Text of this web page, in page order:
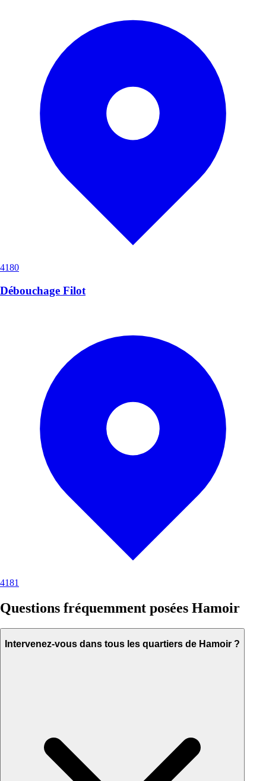
4180
Débouchage Filot
4181
Questions fréquemment posées Hamoir
Intervenez-vous dans tous les quartiers de Hamoir ?